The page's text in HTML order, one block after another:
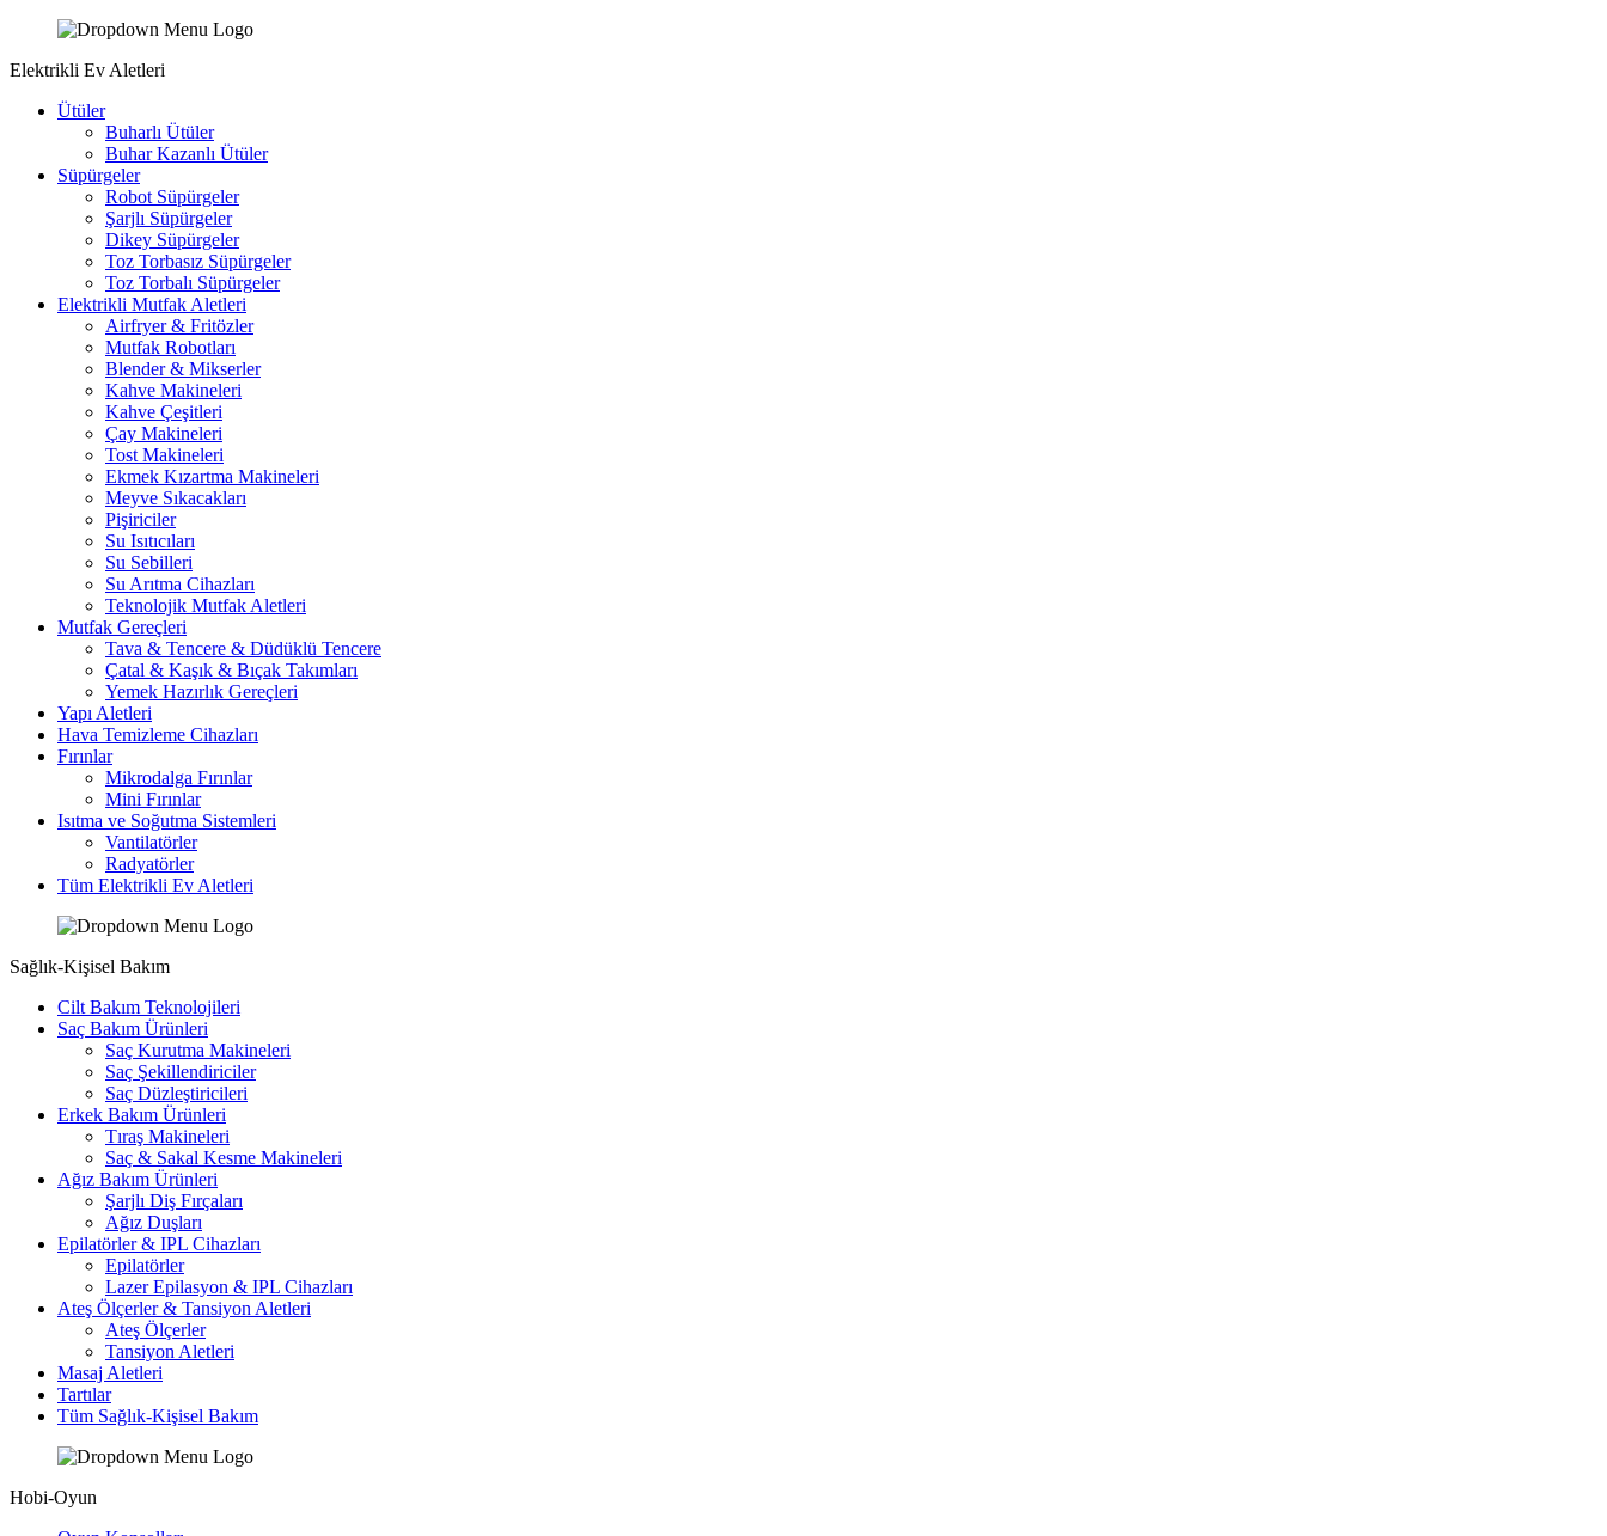
Elektrikli Ev Aletleri
Ütüler
Buharlı Ütüler
Buhar Kazanlı Ütüler
Süpürgeler
Robot Süpürgeler
Şarjlı Süpürgeler
Dikey Süpürgeler
Toz Torbasız Süpürgeler
Toz Torbalı Süpürgeler
Elektrikli Mutfak Aletleri
Airfryer & Fritözler
Mutfak Robotları
Blender & Mikserler
Kahve Makineleri
Kahve Çeşitleri
Çay Makineleri
Tost Makineleri
Ekmek Kızartma Makineleri
Meyve Sıkacakları
Pişiriciler
Su Isıtıcıları
Su Sebilleri
Su Arıtma Cihazları
Teknolojik Mutfak Aletleri
Mutfak Gereçleri
Tava & Tencere & Düdüklü Tencere
Çatal & Kaşık & Bıçak Takımları
Yemek Hazırlık Gereçleri
Yapı Aletleri
Hava Temizleme Cihazları
Fırınlar
Mikrodalga Fırınlar
Mini Fırınlar
Isıtma ve Soğutma Sistemleri
Vantilatörler
Radyatörler
Tüm Elektrikli Ev Aletleri
Sağlık-Kişisel Bakım
Cilt Bakım Teknolojileri
Saç Bakım Ürünleri
Saç Kurutma Makineleri
Saç Şekillendiriciler
Saç Düzleştiricileri
Erkek Bakım Ürünleri
Tıraş Makineleri
Saç & Sakal Kesme Makineleri
Ağız Bakım Ürünleri
Şarjlı Diş Fırçaları
Ağız Duşları
Epilatörler & IPL Cihazları
Epilatörler
Lazer Epilasyon & IPL Cihazları
Ateş Ölçerler & Tansiyon Aletleri
Ateş Ölçerler
Tansiyon Aletleri
Masaj Aletleri
Tartılar
Tüm Sağlık-Kişisel Bakım
Hobi-Oyun